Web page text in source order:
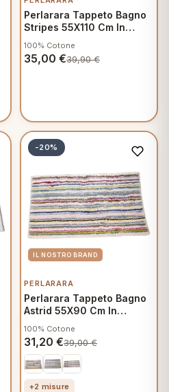
Perlarara Tappeto Bagno
Stripes 55X110 Cm In
100% Cotone
35,00 €39,90€
-20%
PERLARARA
Perlarara Tappeto Bagno
Astrid 55X90 Cm In
100% Cotone
31,20 €39,00€
+2 misure